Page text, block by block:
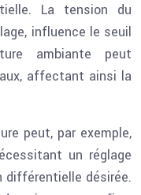
La tension du
influence le seuil
ambiante peut
affectant ainsi la
peut, par exemple,
un réglage
différentielle désirée.